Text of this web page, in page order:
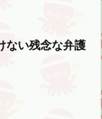
ない残念な弁護